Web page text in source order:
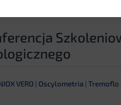
VERO | Oscylometria |Tremoflo